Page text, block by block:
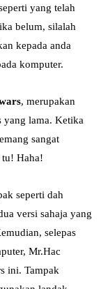
yang telah
belum, silalah
kepada anda
komputer.
, merupakan
yang lama. Ketika
sangat
Haha!
seperti dah
versi sahaja yang
selepas
Mr.Hac
ini. Tampak